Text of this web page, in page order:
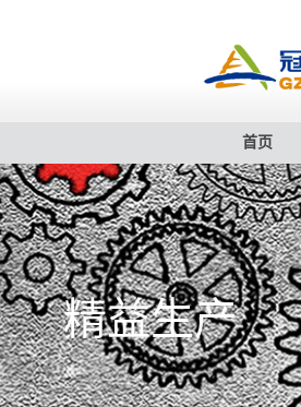
首页
精益生产